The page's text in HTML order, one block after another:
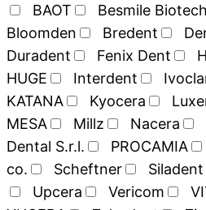
BAOT
Besmile
Bloomden
Bredent
Duradent
Fenix Dent
HUGE
Interdent
KATANA
Kyocera
MESA
Millz Nacera
Dental S.r.l.
PROCAMIA
co.
Scheftner Siladent
Upcera
Vericom